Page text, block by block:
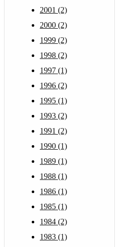
2001 (2)
2000 (2)
1999 (2)
1998 (2)
1997 (1)
1996 (2)
1995 (1)
1993 (2)
1991 (2)
1990 (1)
1989 (1)
1988 (1)
1986 (1)
1985 (1)
1984 (2)
1983 (1)